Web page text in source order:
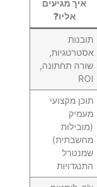
איך מגיעים
אליו?
תובנות
אסטרטגיות,
שורה תחתונה,
ROI
תוכן מקצועי
מעמיק
(מובילות
מחשבתית)
שמנטרל
התנגדויות